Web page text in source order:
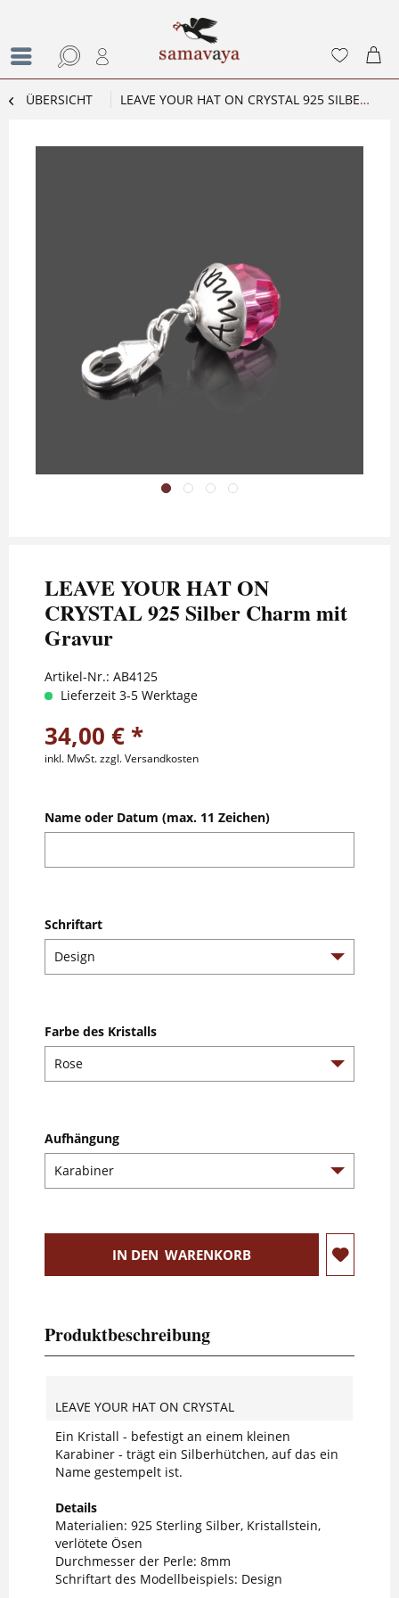
ÜBERSICHT LEAVE YOUR HAT ON CRYSTAL 925 SILBER CHARM MIT GRAVUR
LEAVE YOUR HAT ON
CRYSTAL 925 Silber Charm mit
Gravur
Artikel-Nr.: AB4125
Lieferzeit 3-5 Werktage
34,00 € *
inkl. MwSt.zzgl. Versandkosten
Name oder Datum (max. 11 Zeichen)
Schriftart
Farbe des Kristalls
Aufhängung
IN DEN WARENKORB
Produktbeschreibung
LEAVE YOUR HAT ON CRYSTAL
Ein Kristall - befestigt an einem kleinen
Karabiner - trägt ein Silberhütchen, auf das ein
Name gestempelt ist.
Details
Materialien: 925 Sterling Silber, Kristallstein,
verlötete Ösen
Durchmesser der Perle: 8mm
Schriftart des Modellbeispiels: Design